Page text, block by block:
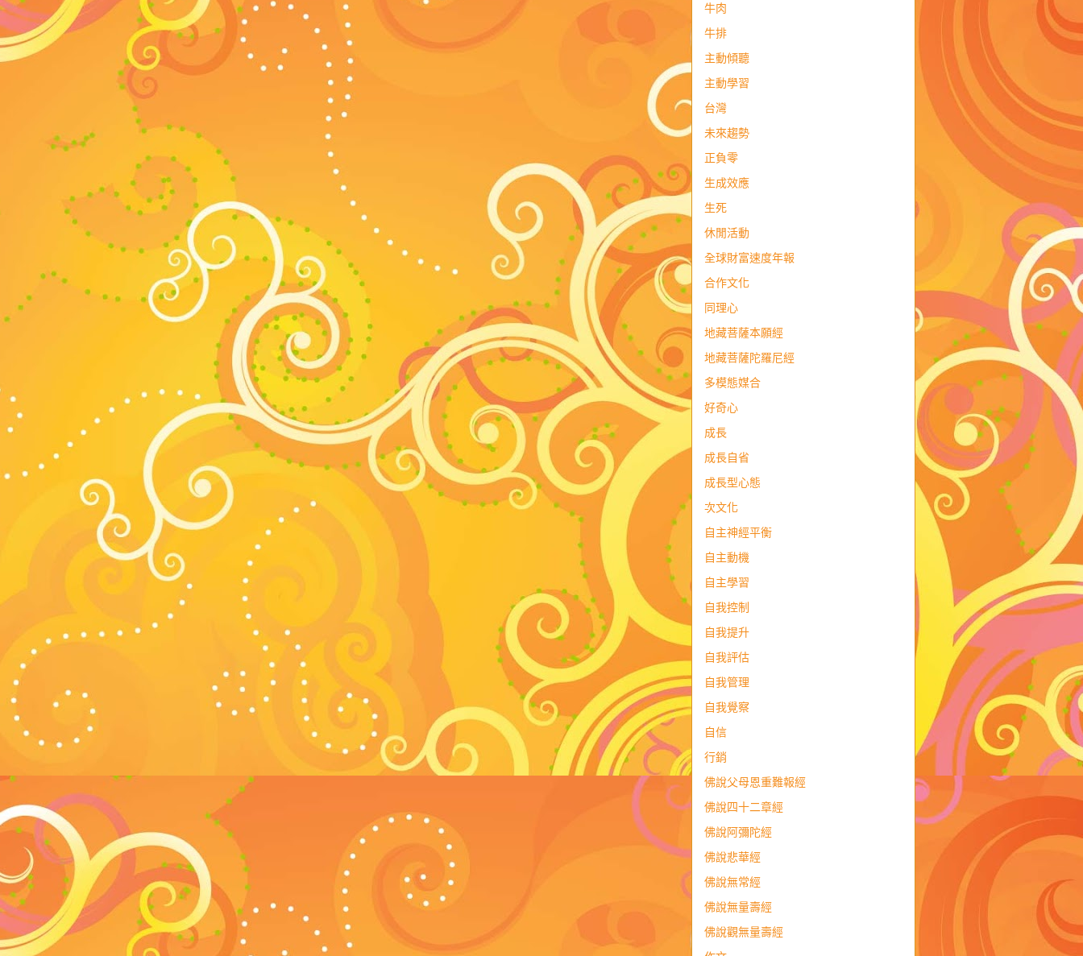
牛肉
牛排
主動傾聽
主動學習
台灣
未來趨勢
正負零
生成效應
生死
休閒活動
全球財富速度年報
合作文化
同理心
地藏菩薩本願經
地藏菩薩陀羅尼經
多模態媒合
好奇心
成長
成長自省
成長型心態
次文化
自主神經平衡
自主動機
自主學習
自我控制
自我提升
自我評估
自我管理
自我覺察
自信
行銷
佛說父母恩重難報經
佛說四十二章經
佛說阿彌陀經
佛說悲華經
佛說無常經
佛說無量壽經
佛說觀無量壽經